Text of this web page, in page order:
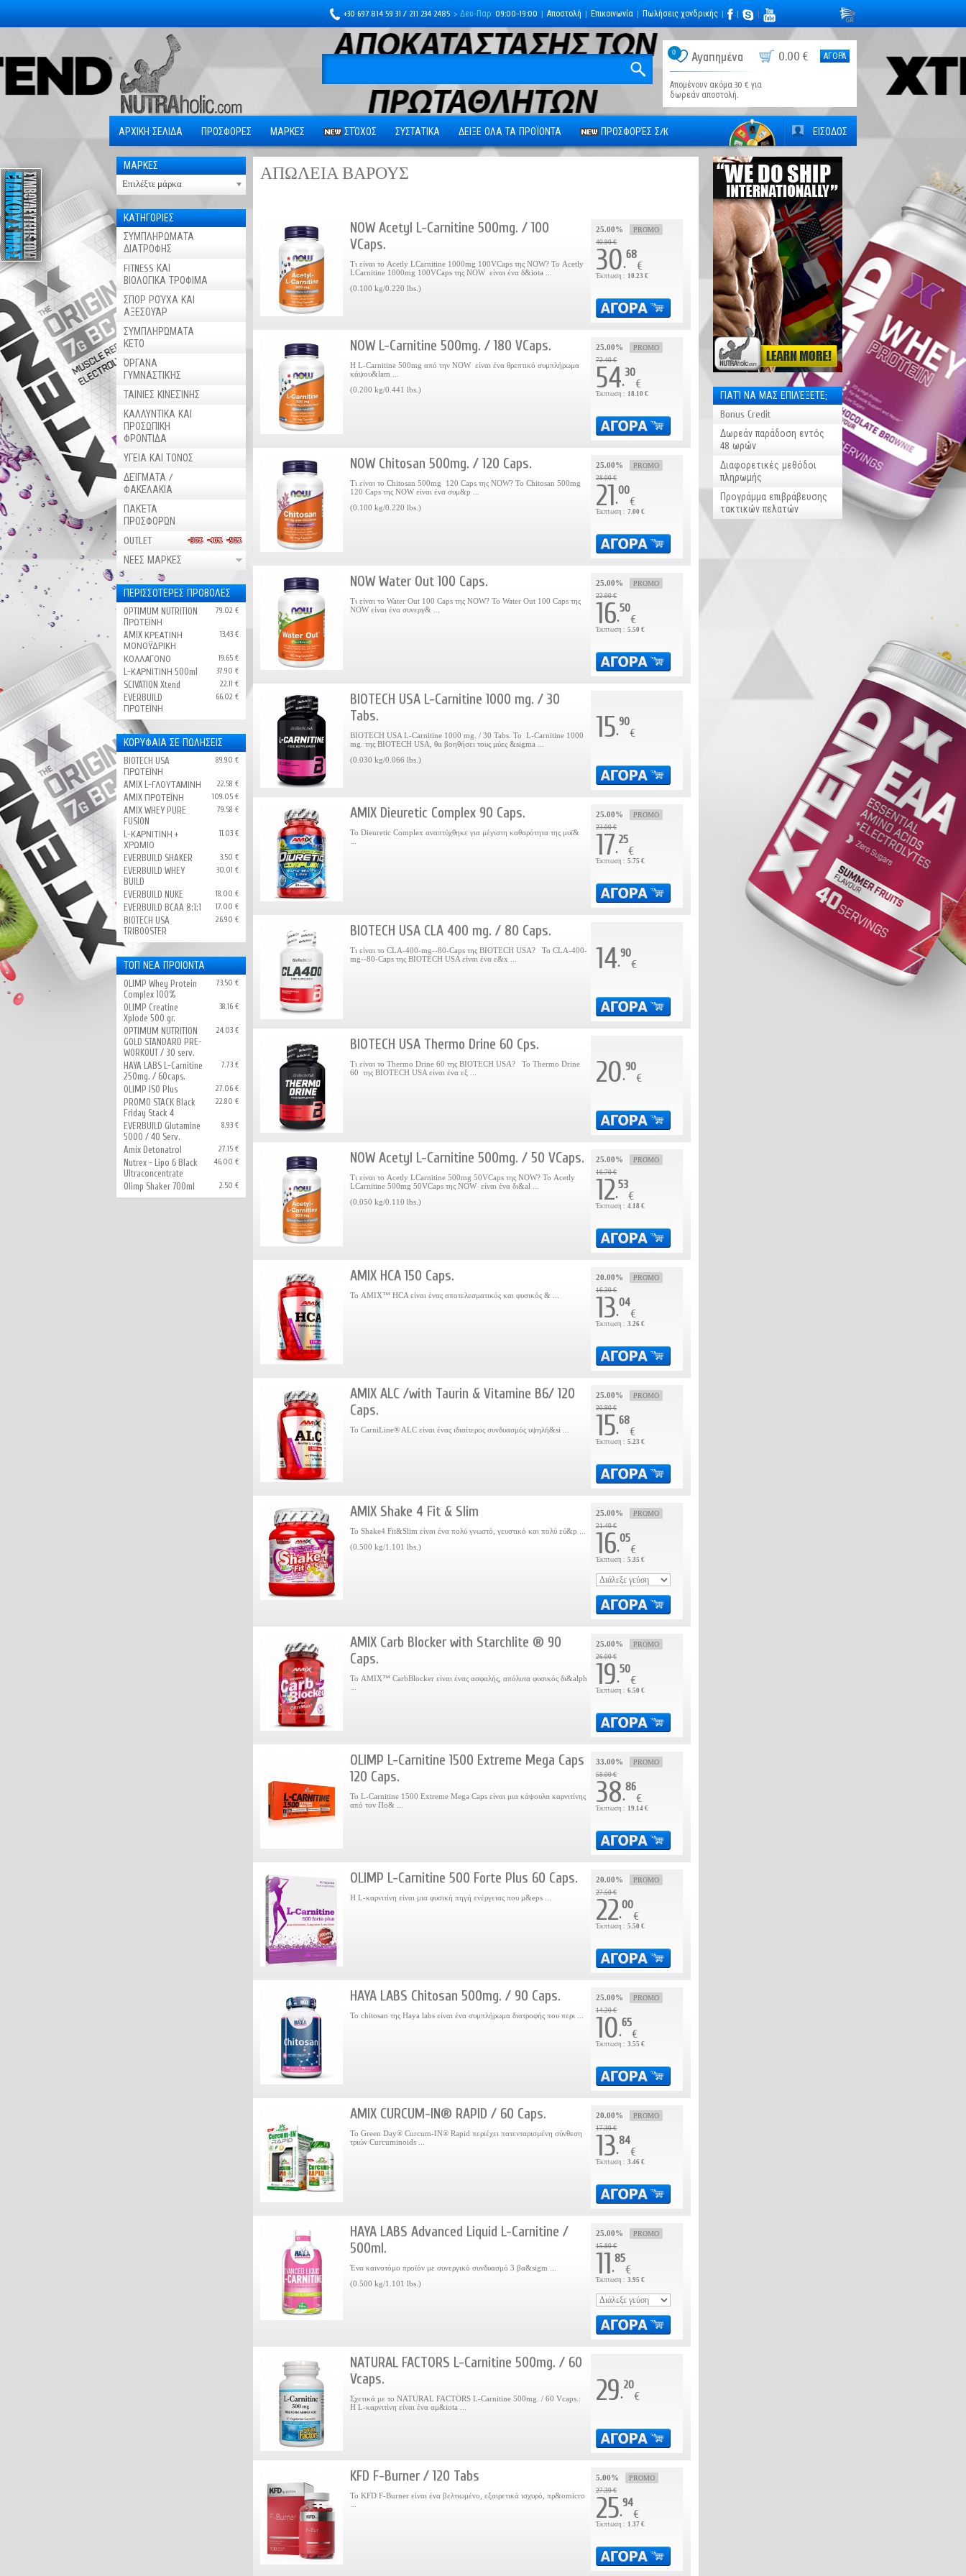
+30 697 814 59 31 / 211 234 2485 > Δευ-Παρ 09:00-19:00 | Αποστολή | Επικοινωνία | Πωλήσεις χονδρικής | | |
0 Αγαπημένα 0.00 € ΑΓΟΡΆ
Απομένουν ακόμα 30 € για
δωρεάν αποστολή.
ΑΡΧΙΚΗ ΣΕΛΙΔΑ ΠΡΟΣΦΟΡΕΣ ΜΑΡΚΕΣ ΣΤΌΧΟΣ ΣΥΣΤΑΤΙΚΑ ΔΕΙΞΕ ΟΛΑ ΤΑ ΠΡΟΪΟΝΤΑ ΠΡΟΣΦΟΡΈΣ Σ/К ΕΙΣΟΔΟΣ
ΜΑΡΚΕΣ
Επιλέξτε μάρκα
ΚΑΤΗΓΟΡΙΕΣ
ΣΥΜΠΛΗΡΩΜΑΤΑ
ΔΙΑΤΡΟΦΗΣ
FITNESS ΚΑΙ
ΒΙΟΛΟΓΙΚΑ ΤΡΟΦΙΜΑ
ΣΠΟΡ ΡΟΎΧΑ ΚΑΙ
ΑΞΕΣΟΥΆΡ
ΣΥΜΠΛΗΡΏΜΑΤΑ
ΚΕΤΟ
ΌΡΓΑΝΑ
ΓΥΜΝΑΣΤΙΚΉΣ
ΤΑΙΝΙΕΣ ΚΙΝΕΣΊΝΗΣ
ΚΑΛΛΥΝΤΙΚΑ ΚΑΙ
ΠΡΟΣΩΠΙΚΗ
ΦΡΟΝΤΙΔΑ
ΥΓΕΙΑ ΚΑΙ ΤΟΝΟΣ
ΔΕΊΓΜΑΤΑ /
ΦΑΚΕΛΑΚΙΑ
ΠΑΚΈΤΑ
ΠΡΟΣΦΟΡΏΝ
OUTLET
ΝΕΕΣ ΜΑΡΚΕΣ
ΠΕΡΙΣΣΟΤΕΡΕΣ ΠΡΟΒΟΛΕΣ
OPTIMUM NUTRITION
ПΡΩΤΕΪΝΗ
79.02 €
AMIX ΚΡΕΑΤΙΝΗ
ΜΟΝΟΫΔΡΙΚΗ
13.43 €
ΚΟΛΛΑΓΟΝΟ 19.65 €
L-ΚΑΡΝΙΤΙΝΗ 500ml 37.90 €
SCIVATION Xtend 22.11 €
EVERBUILD
ΠΡΩΤΕΪΝΗ
66.02 €
ΚΟΡΥΦΑΙΑ ΣΕ ΠΩΛΗΣΕΙΣ
BIOTECH USA
ΠΡΩΤΕΪΝΗ
89.90 €
AMIX L-ΓΛΟΥΤΑΜΙΝΗ 22.58 €
AMIX ΠΡΩΤΕΪΝΗ 109.05 €
AMIX WHEY PURE
FUSION
79.58 €
L-ΚΑΡΝΙΤΙΝΗ +
ΧΡΩΜΙΟ
11.03 €
EVERBUILD SHAKER 3.50 €
EVERBUILD WHEY
BUILD
30.01 €
EVERBUILD NUKE 18.00 €
EVERBUILD BCAA 8:1:1 17.00 €
BIOTECH USA
TRIBOOSTER
26.90 €
ΤΟΠ ΝΕΑ ΠΡΟΙΟΝΤΑ
OLIMP Whey Protein
Complex 100%
73.50 €
OLIMP Creatine
Xplode 500 gr.
38.16 €
OPTIMUM NUTRITION
GOLD STANDARD PRE-
WORKOUT / 30 serv.
24.03 €
HAYA LABS L-Carnitine
250mg. / 60caps.
7.73 €
OLIMP ISO Plus 27.06 €
PROMO STACK Black
Friday Stack 4
22.80 €
EVERBUILD Glutamine
5000 / 40 Serv.
8.93 €
Amix Detonatrol 27.15 €
Nutrex - Lipo 6 Black
Ultraconcentrate
46.00 €
Olimp Shaker 700ml 2.50 €
ΑΠΩΛΕΙΑ ΒΑΡΟΥΣ
NOW Acetyl L-Carnitine 500mg. / 100
VCaps.
Τι είναι το Acetly LCarnitine 1000mg 100VCaps της NOW? Το Acetly
LCarnitine 1000mg 100VCaps της NOW είναι ένα δ&iota ...
(0.100 kg/0.220 lbs.)
25.00% PROMO
40.90 €
30.
68
€
Έκπτωση : 10.23 €
NOW L-Carnitine 500mg. / 180 VCaps.
Η L-Carnitine 500mg από την NOW είναι ένα θρεπτικό συμπλήρωμα
κάψου&lam ...
(0.200 kg/0.441 lbs.)
25.00% PROMO
72.40 €
54.
30
€
Έκπτωση : 18.10 €
NOW Chitosan 500mg. / 120 Caps.
Τι είναι το Chitosan 500mg 120 Caps της ΝOW? Το Chitosan 500mg
120 Caps της ΝOW είναι ένα συμ&p ...
(0.100 kg/0.220 lbs.)
25.00% PROMO
28.00 €
21.
00
€
Έκπτωση : 7.00 €
NOW Water Out 100 Caps.
Τι είναι το Water Out 100 Caps της NOW? Το Water Out 100 Caps της
NOW είναι ένα συνεργ& ...
25.00% PROMO
22.00 €
16.
50
€
Έκπτωση : 5.50 €
BIOTECH USA L-Carnitine 1000 mg. / 30
Tabs.
BIOTECH USA L-Carnitine 1000 mg. / 30 Tabs. Το L-Carnitine 1000
mg. της BIOTECH USA, θα βοηθήσει τους μύες &sigma ...
(0.030 kg/0.066 lbs.)
15.
90
€
AMIX Dieuretic Complex 90 Caps.
Το Dieuretic Complex αναπτύχθηκε για μέγιστη καθαρότητα της μυϊ&
25.00% PROMO
23.00 €
17.
25
€
Έκπτωση : 5.75 €
BIOTECH USA CLA 400 mg. / 80 Caps.
Τι είναι το CLA-400-mg--80-Caps της BIOTECH USA? Το CLA-400-
mg--80-Caps της BIOTECH USA είναι ένα ε&x ...
14.
90
€
BIOTECH USA Thermo Drine 60 Cps.
Τι είναι το Thermo Drine 60 της BIOTECH USA? Το Thermo Drine
60 της BIOTECH USA είναι ένα εξ ...
20.
90
€
NOW Acetyl L-Carnitine 500mg. / 50 VCaps.
Τι είναι το Acetly LCarnitine 500mg 50VCaps της NOW? Το Acetly
LCarnitine 500mg 50VCaps της NOW είναι ένα δι&al ...
(0.050 kg/0.110 lbs.)
25.00% PROMO
16.70 €
12.
53
€
Έκπτωση : 4.18 €
AMIX HCA 150 Caps.
Το AMIX™ HCA είναι ένας αποτελεσματικός και φυσικός & ...
20.00% PROMO
16.30 €
13.
04
€
Έκπτωση : 3.26 €
AMIX ALC /with Taurin & Vitamine B6/ 120
Caps.
Το CarniLine® ALC είναι ένας ιδιαίτερος συνδυασμός υψηλή&si ...
25.00% PROMO
20.90 €
15.
68
€
Έκπτωση : 5.23 €
AMIX Shake 4 Fit & Slim
Το Shake4 Fit&Slim είναι ένα πολύ γνωστό, γευστικό και πολύ εύ&p ...
(0.500 kg/1.101 lbs.)
25.00% PROMO
21.40 €
16.
05
€
Έκπτωση : 5.35 €
AMIX Carb Blocker with Starchlite ® 90
Caps.
Το AMIX™ CarbBlocker είναι ένας ασφαλής, απόλυτα φυσικός δι&alph
25.00% PROMO
26.00 €
19.
50
€
Έκπτωση : 6.50 €
OLIMP L-Carnitine 1500 Extreme Mega Caps
120 Caps.
Το L-Carnitine 1500 Extreme Mega Caps είναι μια κάψουλα καρνιτίνης
από τον Πο& ...
33.00% PROMO
58.00 €
38.
86
€
Έκπτωση : 19.14 €
OLIMP L-Carnitine 500 Forte Plus 60 Caps.
Η L-καρνιτίνη είναι μια φυσική πηγή ενέργειας που μ&eps ...
20.00% PROMO
27.50 €
22.
00
€
Έκπτωση : 5.50 €
HAYA LABS Chitosan 500mg. / 90 Caps.
То chitosan της Haya labs είναι ένα συμπλήρωμα διατροφής που περι ...
25.00% PROMO
14.20 €
10.
65
€
Έκπτωση : 3.55 €
AMIX CURCUM-IN® RAPID / 60 Caps.
Το Green Day® Curcum-IN® Rapid περιέχει πατενταρισμένη σύνθεση
τριών Curcuminoids ...
20.00% PROMO
17.30 €
13.
84
€
Έκπτωση : 3.46 €
HAYA LABS Advanced Liquid L-Carnitine /
500ml.
Ένα καινοτόμο προϊόν με συνεργικό συνδυασμό 3 βα&sigm ...
(0.500 kg/1.101 lbs.)
25.00% PROMO
15.80 €
11.
85
€
Έκπτωση : 3.95 €
NATURAL FACTORS L-Carnitine 500mg. / 60
Vcaps.
Σχετικά με το NATURAL FACTORS L-Carnitine 500mg. / 60 Vcaps.:
Η L-καρνιτίνη είναι ένα αμ&iota ...
29.
20
€
KFD F-Burner / 120 Tabs
Το KFD F-Burner είναι ένα βελτιωμένο, εξαιρετικά ισχυρό, πρ&omicro
5.00% PROMO
27.30 €
25.
94
€
Έκπτωση : 1.37 €
ΓΙΑΤΊ ΝΑ ΜΑΣ ΕΠΙΛΈΞΕΤΕ;
Bonus Credit
Δωρεάν παράδοση εντός
48 ωρών
Διαφορετικές μεθόδοι
πληρωμής
Προγράμμα επιβράβευσης
τακτικών πελατών